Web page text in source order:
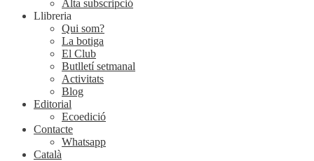
Alta subscripció
Llibreria
Qui som?
La botiga
El Club
Butlletí setmanal
Activitats
Blog
Editorial
Ecoedició
Contacte
Whatsapp
Català